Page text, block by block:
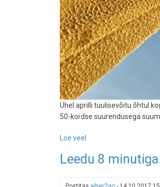
Ühel aprilli tuulisevõitu õhtul
50-kordse suurendusega
Loe veel
-
on
Leedu 8 minutiga